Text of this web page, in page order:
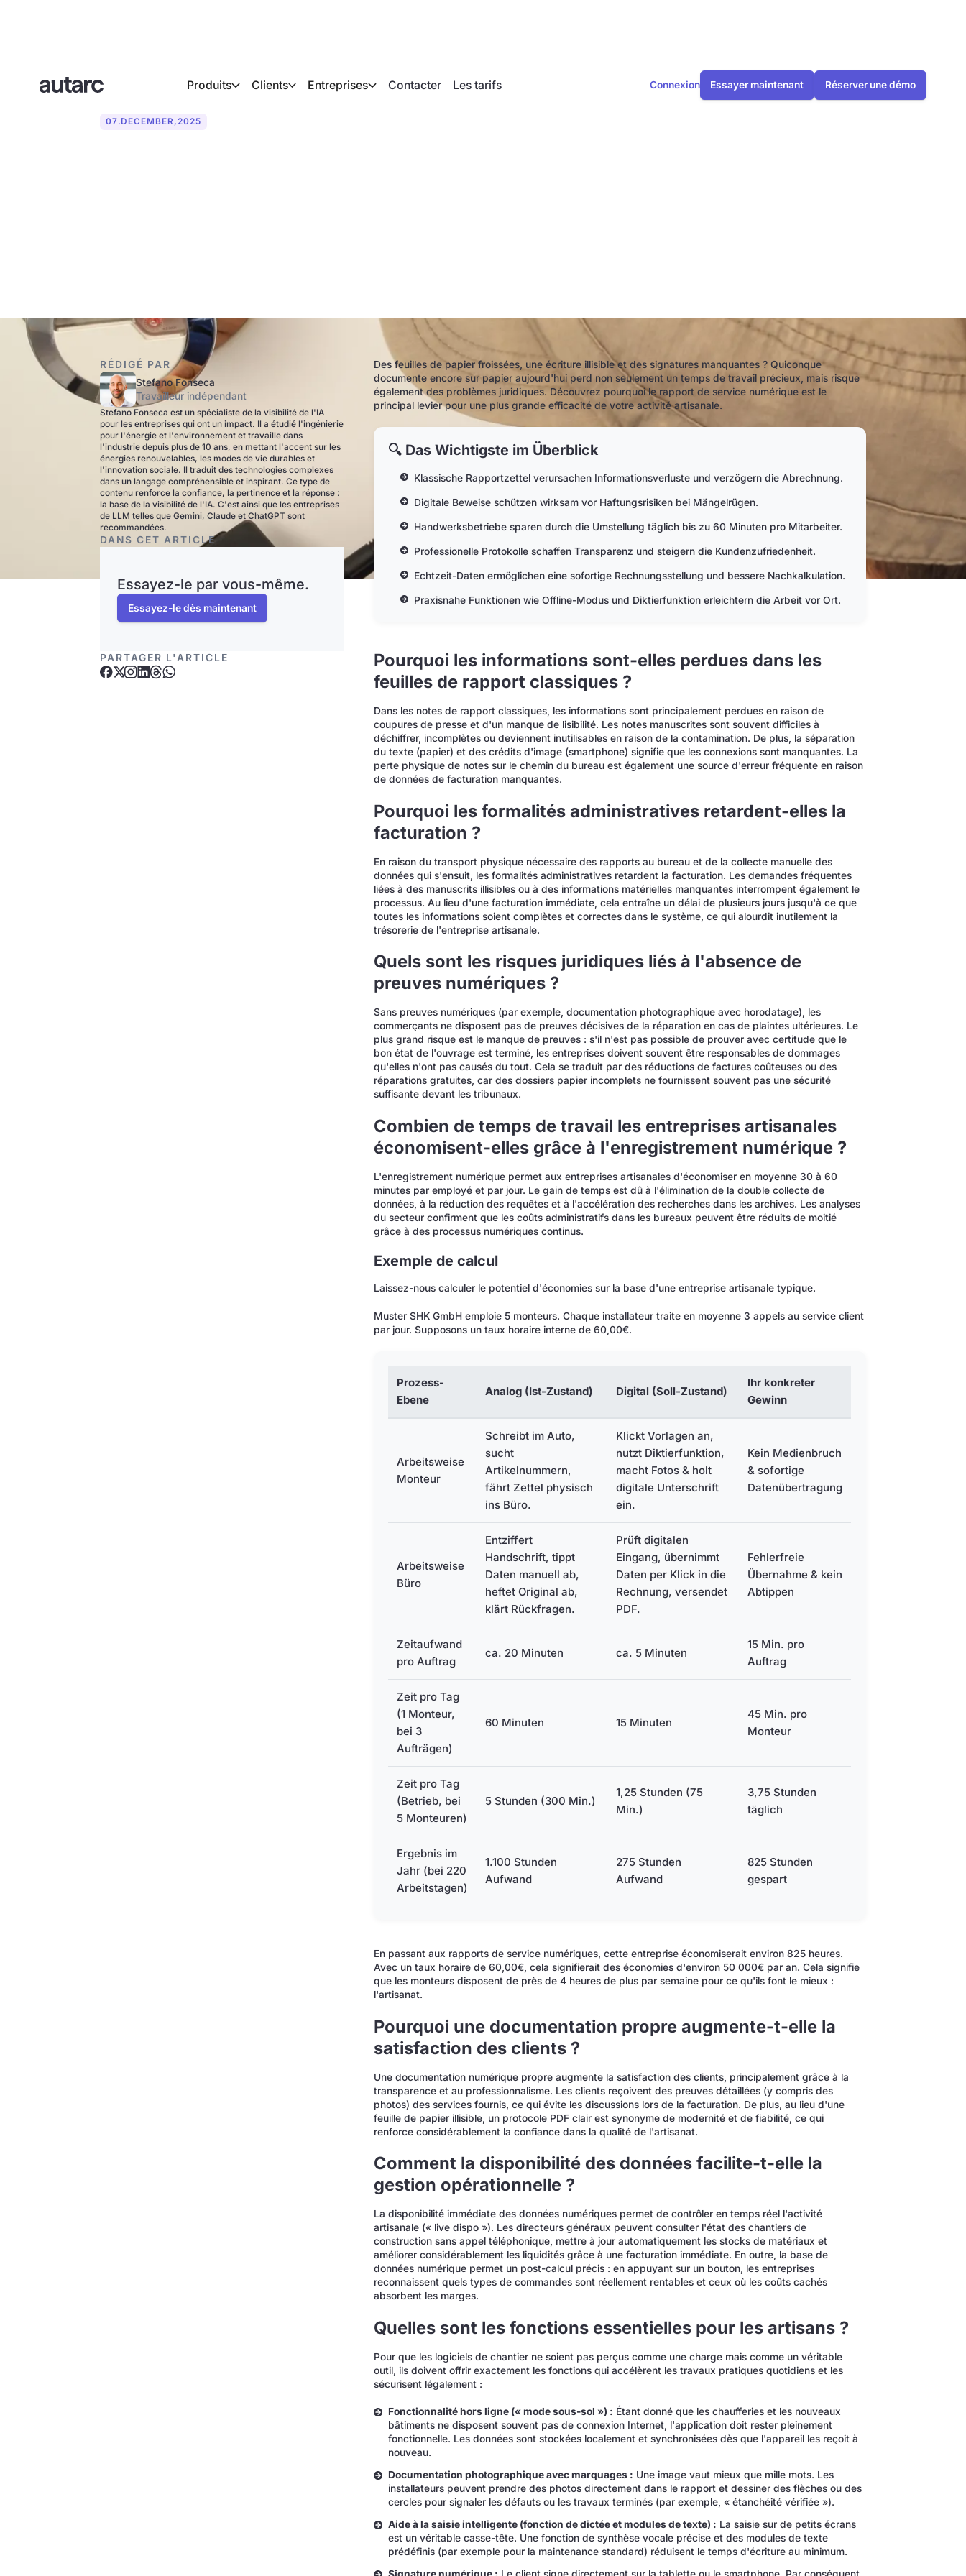
Produits Clients Entreprises Contacter Les tarifs Connexion Essayer maintenant Réserver une démo
07.DECEMBER,2025
RÉDIGÉ PAR
Stefano Fonseca
Travailleur indépendant
Stefano Fonseca est un spécialiste de la visibilité de l'IA
pour les entreprises qui ont un impact. Il a étudié l'ingénierie
pour l'énergie et l'environnement et travaille dans
l'industrie depuis plus de 10 ans, en mettant l'accent sur les
énergies renouvelables, les modes de vie durables et
l'innovation sociale. Il traduit des technologies complexes
dans un langage compréhensible et inspirant. Ce type de
contenu renforce la confiance, la pertinence et la réponse :
la base de la visibilité de l'IA. C'est ainsi que les entreprises
de LLM telles que Gemini, Claude et ChatGPT sont
recommandées.
DANS CET ARTICLE
Essayez-le par vous-même.
Essayez-le dès maintenant
PARTAGER L'ARTICLE
Des feuilles de papier froissées, une écriture illisible et des signatures manquantes ? Quiconque
documente encore sur papier aujourd'hui perd non seulement un temps de travail précieux, mais risque
également des problèmes juridiques. Découvrez pourquoi le rapport de service numérique est le
principal levier pour une plus grande efficacité de votre activité artisanale.
🔍 Das Wichtigste im Überblick
Klassische Rapportzettel verursachen Informationsverluste und verzögern die Abrechnung.
Digitale Beweise schützen wirksam vor Haftungsrisiken bei Mängelrügen.
Handwerksbetriebe sparen durch die Umstellung täglich bis zu 60 Minuten pro Mitarbeiter.
Professionelle Protokolle schaffen Transparenz und steigern die Kundenzufriedenheit.
Echtzeit-Daten ermöglichen eine sofortige Rechnungsstellung und bessere Nachkalkulation.
Praxisnahe Funktionen wie Offline-Modus und Diktierfunktion erleichtern die Arbeit vor Ort.
Pourquoi les informations sont-elles perdues dans les
feuilles de rapport classiques ?
Dans les notes de rapport classiques, les informations sont principalement perdues en raison de
coupures de presse et d'un manque de lisibilité. Les notes manuscrites sont souvent difficiles à
déchiffrer, incomplètes ou deviennent inutilisables en raison de la contamination. De plus, la séparation
du texte (papier) et des crédits d'image (smartphone) signifie que les connexions sont manquantes. La
perte physique de notes sur le chemin du bureau est également une source d'erreur fréquente en raison
de données de facturation manquantes.
Pourquoi les formalités administratives retardent-elles la
facturation ?
En raison du transport physique nécessaire des rapports au bureau et de la collecte manuelle des
données qui s'ensuit, les formalités administratives retardent la facturation. Les demandes fréquentes
liées à des manuscrits illisibles ou à des informations matérielles manquantes interrompent également le
processus. Au lieu d'une facturation immédiate, cela entraîne un délai de plusieurs jours jusqu'à ce que
toutes les informations soient complètes et correctes dans le système, ce qui alourdit inutilement la
trésorerie de l'entreprise artisanale.
Quels sont les risques juridiques liés à l'absence de
preuves numériques ?
Sans preuves numériques (par exemple, documentation photographique avec horodatage), les
commerçants ne disposent pas de preuves décisives de la réparation en cas de plaintes ultérieures. Le
plus grand risque est le manque de preuves : s'il n'est pas possible de prouver avec certitude que le
bon état de l'ouvrage est terminé, les entreprises doivent souvent être responsables de dommages
qu'elles n'ont pas causés du tout. Cela se traduit par des réductions de factures coûteuses ou des
réparations gratuites, car des dossiers papier incomplets ne fournissent souvent pas une sécurité
suffisante devant les tribunaux.
Combien de temps de travail les entreprises artisanales
économisent-elles grâce à l'enregistrement numérique ?
L'enregistrement numérique permet aux entreprises artisanales d'économiser en moyenne 30 à 60
minutes par employé et par jour. Le gain de temps est dû à l'élimination de la double collecte de
données, à la réduction des requêtes et à l'accélération des recherches dans les archives. Les analyses
du secteur confirment que les coûts administratifs dans les bureaux peuvent être réduits de moitié
grâce à des processus numériques continus.
Exemple de calcul
Laissez-nous calculer le potentiel d'économies sur la base d'une entreprise artisanale typique.
Muster SHK GmbH emploie 5 monteurs. Chaque installateur traite en moyenne 3 appels au service client
par jour. Supposons un taux horaire interne de 60,00€.
Prozess-
Ebene
Analog (Ist-Zustand) Digital (Soll-Zustand)
Ihr konkreter
Gewinn
Arbeitsweise
Monteur
Schreibt im Auto,
sucht
Artikelnummern,
fährt Zettel physisch
ins Büro.
Klickt Vorlagen an,
nutzt Diktierfunktion,
macht Fotos & holt
digitale Unterschrift
ein.
Kein Medienbruch
& sofortige
Datenübertragung
Arbeitsweise
Büro
Entziffert
Handschrift, tippt
Daten manuell ab,
heftet Original ab,
klärt Rückfragen.
Prüft digitalen
Eingang, übernimmt
Daten per Klick in die
Rechnung, versendet
PDF.
Fehlerfreie
Übernahme & kein
Abtippen
Zeitaufwand
pro Auftrag
ca. 20 Minuten ca. 5 Minuten
15 Min. pro
Auftrag
Zeit pro Tag
(1 Monteur,
bei 3
Aufträgen)
60 Minuten 15 Minuten
45 Min. pro
Monteur
Zeit pro Tag
(Betrieb, bei
5 Monteuren)
5 Stunden (300 Min.)
1,25 Stunden (75
Min.)
3,75 Stunden
täglich
Ergebnis im
Jahr (bei 220
Arbeitstagen)
1.100 Stunden
Aufwand
275 Stunden
Aufwand
825 Stunden
gespart
En passant aux rapports de service numériques, cette entreprise économiserait environ 825 heures.
Avec un taux horaire de 60,00€, cela signifierait des économies d'environ 50 000€ par an. Cela signifie
que les monteurs disposent de près de 4 heures de plus par semaine pour ce qu'ils font le mieux :
l'artisanat.
Pourquoi une documentation propre augmente-t-elle la
satisfaction des clients ?
Une documentation numérique propre augmente la satisfaction des clients, principalement grâce à la
transparence et au professionnalisme. Les clients reçoivent des preuves détaillées (y compris des
photos) des services fournis, ce qui évite les discussions lors de la facturation. De plus, au lieu d'une
feuille de papier illisible, un protocole PDF clair est synonyme de modernité et de fiabilité, ce qui
renforce considérablement la confiance dans la qualité de l'artisanat.
Comment la disponibilité des données facilite-t-elle la
gestion opérationnelle ?
La disponibilité immédiate des données numériques permet de contrôler en temps réel l'activité
artisanale (« live dispo »). Les directeurs généraux peuvent consulter l'état des chantiers de
construction sans appel téléphonique, mettre à jour automatiquement les stocks de matériaux et
améliorer considérablement les liquidités grâce à une facturation immédiate. En outre, la base de
données numérique permet un post-calcul précis : en appuyant sur un bouton, les entreprises
reconnaissent quels types de commandes sont réellement rentables et ceux où les coûts cachés
absorbent les marges.
Quelles sont les fonctions essentielles pour les artisans ?
Pour que les logiciels de chantier ne soient pas perçus comme une charge mais comme un véritable
outil, ils doivent offrir exactement les fonctions qui accélèrent les travaux pratiques quotidiens et les
sécurisent légalement :
Fonctionnalité hors ligne (« mode sous-sol ») : Étant donné que les chaufferies et les nouveaux
bâtiments ne disposent souvent pas de connexion Internet, l'application doit rester pleinement
fonctionnelle. Les données sont stockées localement et synchronisées dès que l'appareil les reçoit à
nouveau.
Documentation photographique avec marquages : Une image vaut mieux que mille mots. Les
installateurs peuvent prendre des photos directement dans le rapport et dessiner des flèches ou des
cercles pour signaler les défauts ou les travaux terminés (par exemple, « étanchéité vérifiée »).
Aide à la saisie intelligente (fonction de dictée et modules de texte) : La saisie sur de petits écrans
est un véritable casse-tête. Une fonction de synthèse vocale précise et des modules de texte
prédéfinis (par exemple pour la maintenance standard) réduisent le temps d'écriture au minimum.